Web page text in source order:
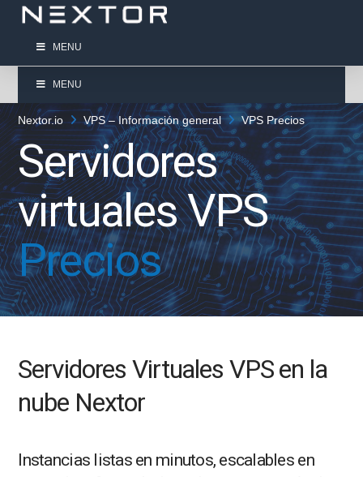
MENU
MENU
Nextor.io VPS – Información general VPS Precios
Servidores
virtuales VPS
Precios
Servidores Virtuales VPS en la
nube Nextor
Instancias listas en minutos, escalables en